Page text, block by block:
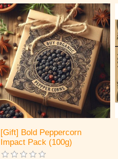
[Gift] Bold Peppercorn
Impact Pack (100g)